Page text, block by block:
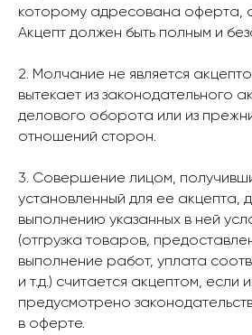
которому адресована оферта,
Акцепт должен быть полным и
2. Молчание не является
вытекает из законодательного
делового оборота или из
отношений сторон.
3. Совершение лицом,
установленный для ее акцепта,
выполнению указанных в ней
(отгрузка товаров,
выполнение работ, уплата
и т.д.) считается акцептом, если
предусмотрено
в оферте.